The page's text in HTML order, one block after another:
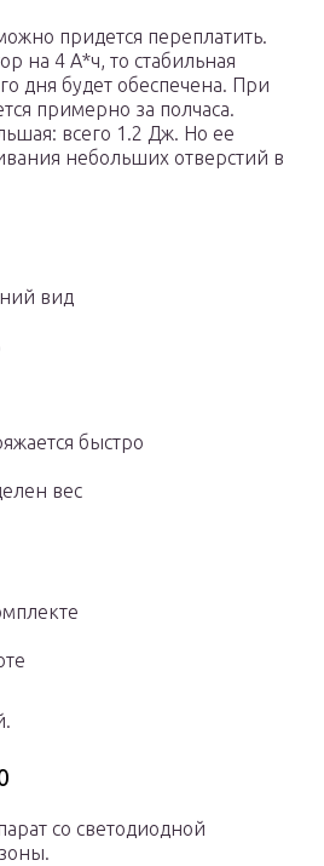
придется переплатить.
на 4 А*ч, то стабильная
дня будет обеспечена. При
примерно за полчаса.
всего 1.2 Дж. Но ее
небольших отверстий в
вид
быстро
вес
со светодиодной